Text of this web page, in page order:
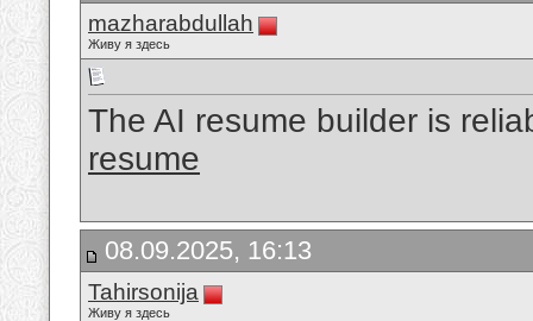
mazharabdullah
Живу я здесь
The AI resume builder is
resume
08.09.2025, 16:13
Tahirsonija
Живу я здесь